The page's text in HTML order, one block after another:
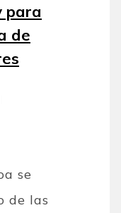
para
de
se
de las